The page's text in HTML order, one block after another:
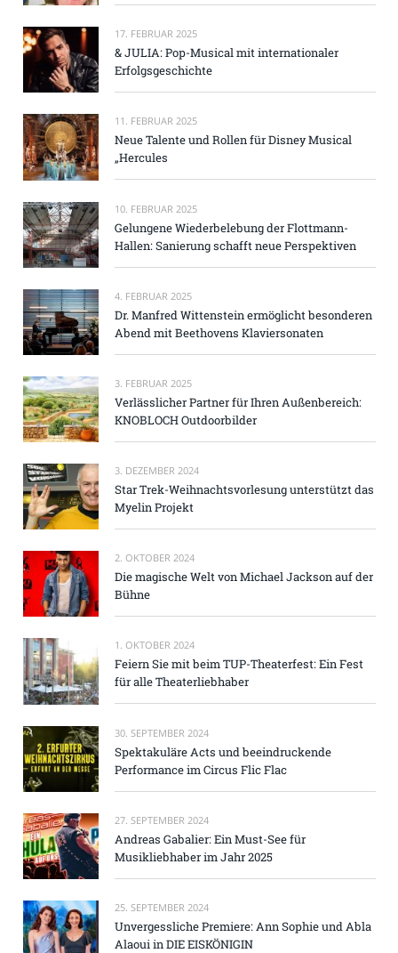
17. FEBRUAR 2025
& JULIA: Pop-Musical mit internationaler
Erfolgsgeschichte
11. FEBRUAR 2025
Neue Talente und Rollen für Disney Musical
„Hercules
10. FEBRUAR 2025
Gelungene Wiederbelebung der Flottmann-
Hallen: Sanierung schafft neue Perspektiven
4. FEBRUAR 2025
Dr. Manfred Wittenstein ermöglicht besonderen
Abend mit Beethovens Klaviersonaten
3. FEBRUAR 2025
Verlässlicher Partner für Ihren Außenbereich:
KNOBLOCH Outdoorbilder
3. DEZEMBER 2024
Star Trek-Weihnachtsvorlesung unterstützt das
Myelin Projekt
2. OKTOBER 2024
Die magische Welt von Michael Jackson auf der
Bühne
1. OKTOBER 2024
Feiern Sie mit beim TUP-Theaterfest: Ein Fest
für alle Theaterliebhaber
30. SEPTEMBER 2024
Spektakuläre Acts und beeindruckende
Performance im Circus Flic Flac
27. SEPTEMBER 2024
Andreas Gabalier: Ein Must-See für
Musikliebhaber im Jahr 2025
25. SEPTEMBER 2024
Unvergessliche Premiere: Ann Sophie und Abla
Alaoui in DIE EISKÖNIGIN